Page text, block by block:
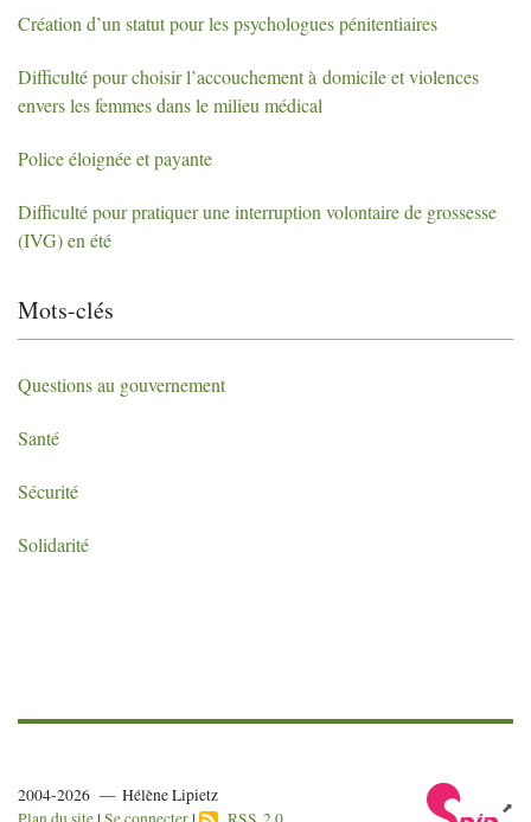
Création d’un statut pour les psychologues pénitentiaires
Difficulté pour choisir l’accouchement à domicile et violences
envers les femmes dans le milieu médical
Police éloignée et payante
Difficulté pour pratiquer une interruption volontaire de grossesse
(IVG) en été
Mots-clés
Questions au gouvernement
Santé
Sécurité
Solidarité
2004-2026 — Hélène Lipietz